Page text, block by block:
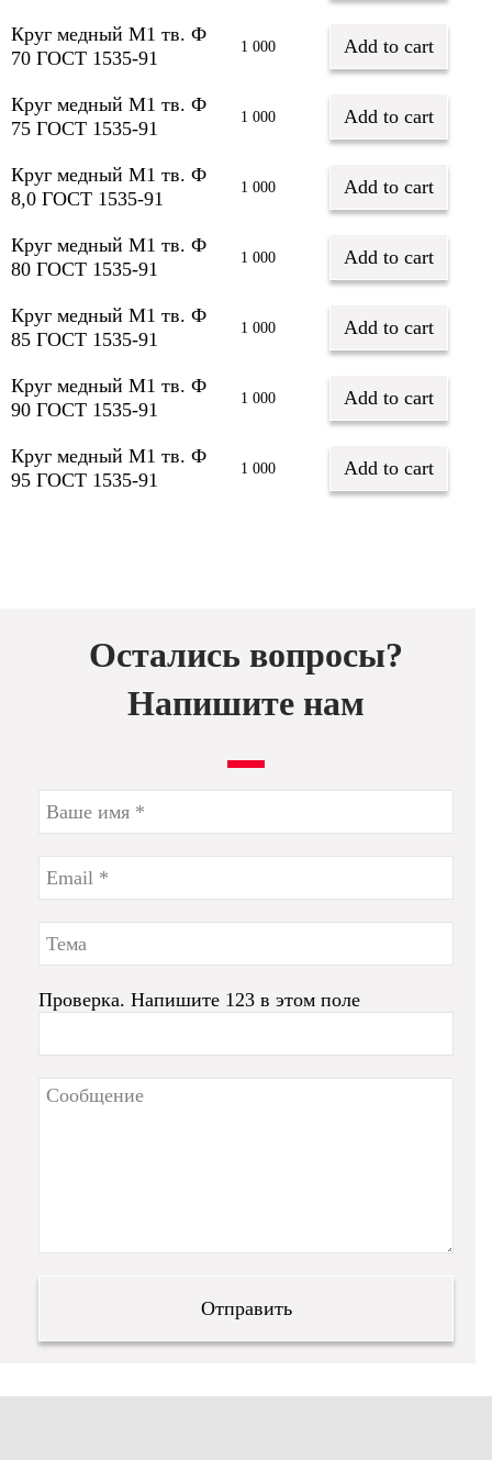
Круг медный М1 тв. Ф
70 ГОСТ 1535-91
1 000 Add to cart
Круг медный М1 тв. Ф
75 ГОСТ 1535-91
1 000 Add to cart
Круг медный М1 тв. Ф
8,0 ГОСТ 1535-91
1 000 Add to cart
Круг медный М1 тв. Ф
80 ГОСТ 1535-91
1 000 Add to cart
Круг медный М1 тв. Ф
85 ГОСТ 1535-91
1 000 Add to cart
Круг медный М1 тв. Ф
90 ГОСТ 1535-91
1 000 Add to cart
Круг медный М1 тв. Ф
95 ГОСТ 1535-91
1 000 Add to cart
Остались вопросы?
Напишите нам
Проверка. Напишите 123 в этом поле